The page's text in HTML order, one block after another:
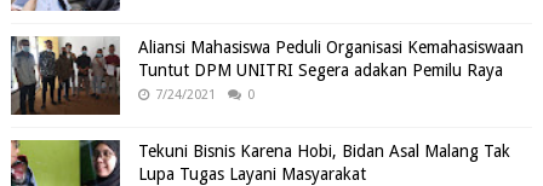
Aliansi Mahasiswa Peduli Organisasi Kemahasiswaan
Tuntut DPM UNITRI Segera adakan Pemilu Raya
7/24/2021 0
Tekuni Bisnis Karena Hobi, Bidan Asal Malang Tak
Lupa Tugas Layani Masyarakat